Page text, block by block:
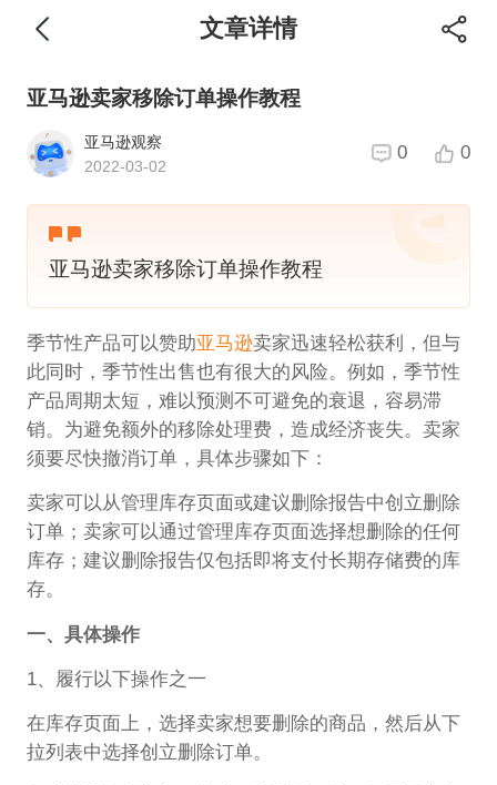
文章详情
亚马逊卖家移除订单操作教程
亚马逊观察
2022-03-02
0 0
亚马逊卖家移除订单操作教程
季节性产品可以赞助亚马逊卖家迅速轻松获利，但与
此同时，季节性出售也有很大的风险。例如，季节性
产品周期太短，难以预测不可避免的衰退，容易滞
销。为避免额外的移除处理费，造成经济丧失。卖家
须要尽快撤消订单，具体步骤如下：
卖家可以从管理库存页面或建议删除报告中创立删除
订单；卖家可以通过管理库存页面选择想删除的任何
库存；建议删除报告仅包括即将支付长期存储费的库
存。
一、具体操作
1、履行以下操作之一
在库存页面上，选择卖家想要删除的商品，然后从下
拉列表中选择创立删除订单。